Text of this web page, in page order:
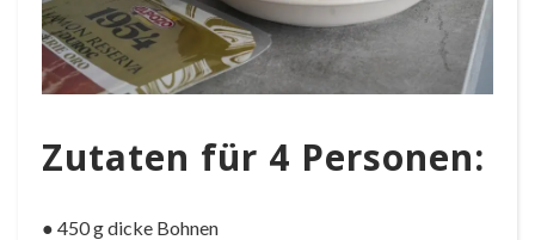
Zutaten für 4 Personen:
● 450 g dicke Bohnen